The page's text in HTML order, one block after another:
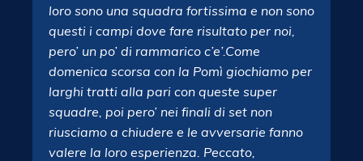
loro sono una squadra fortissima e non sono
questi i campi dove fare risultato per noi,
pero’ un po’ di rammarico c’e’.Come
domenica scorsa con la Pomì giochiamo per
larghi tratti alla pari con queste super
squadre, poi pero’ nei finali di set non
riusciamo a chiudere e le avversarie fanno
valere la loro esperienza. Peccato,